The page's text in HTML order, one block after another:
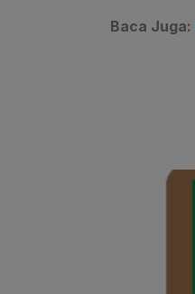
Baca Juga: